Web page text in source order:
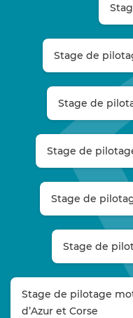
Stage de
Stage de
Stage de
Stage de
Stage de
Stage de pilotage
d’Azur et Corse